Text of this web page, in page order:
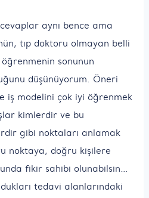
aynı bence ama
tıp doktoru olmayan belli
sonunun
düşünüyorum. Öneri
iş modelini çok iyi öğrenmek
kimlerdir ve bu
gibi noktaları anlamak
noktaya, doğru kişilere
fikir sahibi olunabilsin…
tedavi alanlarındaki